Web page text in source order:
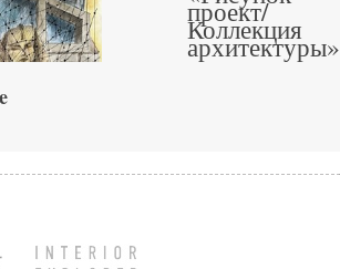
проект/
Коллекция
архитектуры»